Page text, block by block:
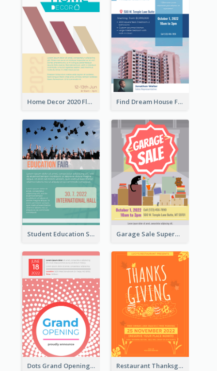
Home Decor 2020 Flyer Find Dream House Flyer
Student Education Study Flyer Garage Sale Supermarket Flyer
Dots Grand Opening Flyers Restaurant Thanksgiving Promote Flyers